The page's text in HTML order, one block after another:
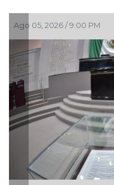
Ago 05, 2026 / 7:46 PM